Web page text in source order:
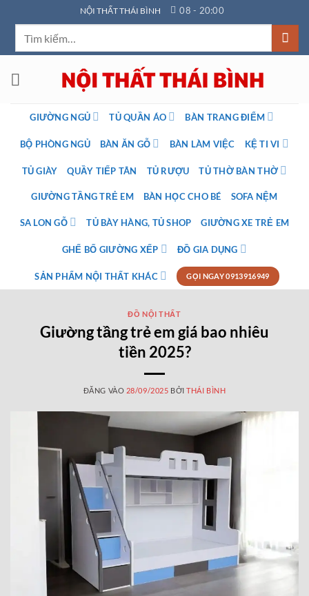
qua
dung
NỘI THẤT THÁI BÌNH 08 - 20:00
GIƯỜNG NGỦ TỦ QUẦN ÁO BÀN TRANG ĐIỂM
BỘ PHÒNG NGỦ BÀN ĂN GỖ BÀN LÀM VIỆC KỆ TI VI
TỦ GIÀY QUẦY TIẾP TÂN TỦ RƯỢU TỦ THỜ BÀN THỜ
GIƯỜNG TẦNG TRẺ EM BÀN HỌC CHO BÉ SOFA NỆM
SA LON GỖ TỦ BÀY HÀNG, TỦ SHOP GIƯỜNG XE TRẺ EM
GHẾ BỐ GIƯỜNG XẾP ĐỒ GIA DỤNG
SẢN PHẨM NỘI THẤT KHÁC GỌI NGAY 0913916949
ĐỒ NỘI THẤT
Giường tầng trẻ em giá bao nhiêu
tiền 2025?
ĐĂNG VÀO 28/09/2025 BỞITHÁI BÌNH